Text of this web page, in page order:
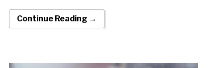
Continue Reading →